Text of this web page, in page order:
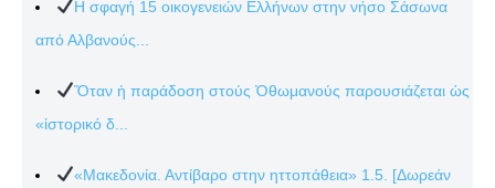
Η σφαγή 15 οικογενειών Ελλήνων στην νήσο Σάσωνα
από Αλβανούς...
Ὅταν ἡ παράδοση στούς Ὀθωμανούς παρουσιάζεται ὡς
«ἱστορικό δ...
«Μακεδονία. Αντίβαρο στην ηττοπάθεια» 1.5. [Δωρεάν